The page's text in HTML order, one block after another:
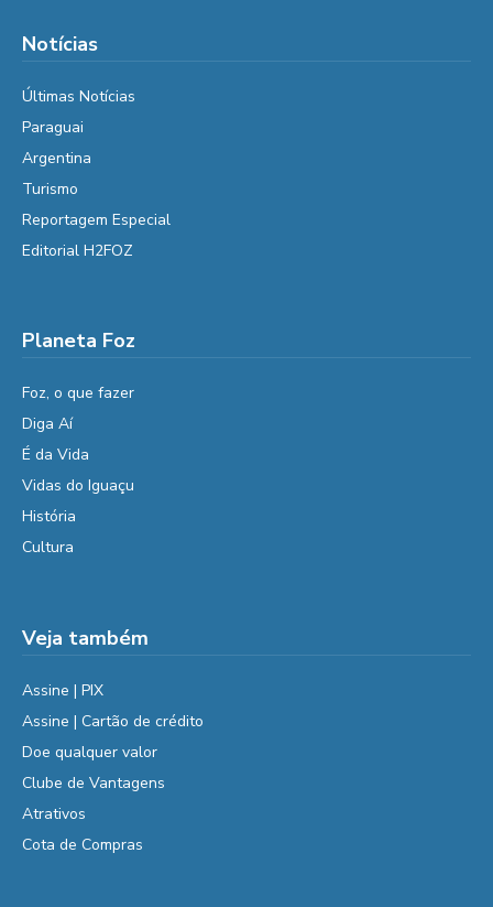
Notícias
Últimas Notícias
Paraguai
Argentina
Turismo
Reportagem Especial
Editorial H2FOZ
Planeta Foz
Foz, o que fazer
Diga Aí
É da Vida
Vidas do Iguaçu
História
Cultura
Veja também
Assine | PIX
Assine | Cartão de crédito
Doe qualquer valor
Clube de Vantagens
Atrativos
Cota de Compras